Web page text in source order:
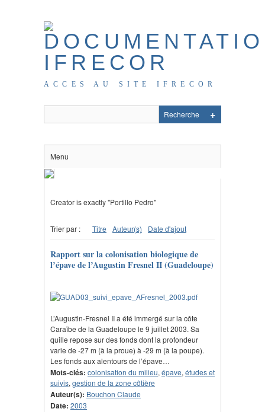
ACCES AU SITE IFRECOR
Menu
Creator is exactly "Portillo Pedro"
Trier par : Titre Auteur(s) Date d'ajout
Rapport sur la colonisation biologique de
l’épave de l’Augustin Fresnel II (Guadeloupe)
L’Augustin-Fresnel II a été immergé sur la côte
Caraïbe de la Guadeloupe le 9 juillet 2003. Sa
quille repose sur des fonds dont la profondeur
varie de -27 m (à la proue) à -29 m (à la poupe).
Les fonds aux alentours de l’épave…
Mots-clés: colonisation du milieu, épave, études et
suivis, gestion de la zone côtière
Auteur(s): Bouchon Claude
Date: 2003